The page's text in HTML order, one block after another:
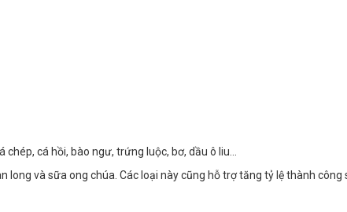
cá hồi, bào ngư, trứng luộc, bơ, dầu ô liu…
và sữa ong chúa. Các loại này cũng hỗ trợ tăng tỷ lệ thành công